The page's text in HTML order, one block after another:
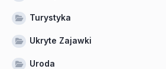
Turystyka
Ukryte Zajawki
Uroda